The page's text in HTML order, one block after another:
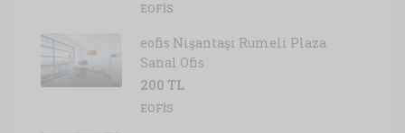
EOFIS
eofis Nişantaşı Rumeli Plaza
Sanal Ofis
200 TL
EOFIS